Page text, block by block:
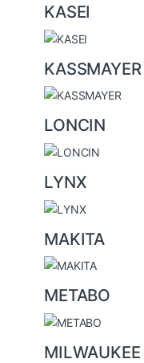
KASEI
KASSMAYER
LONCIN
LYNX
MAKITA
METABO
MILWAUKEE